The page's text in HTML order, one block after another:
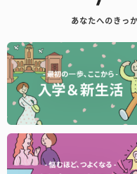
あなたへのきっ